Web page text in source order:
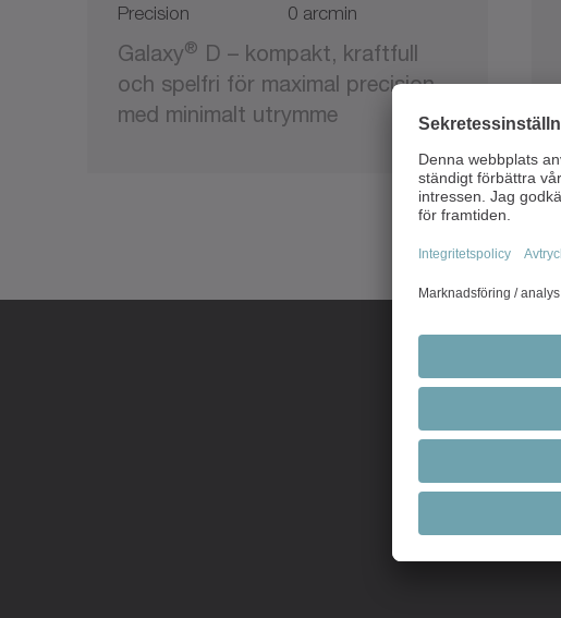
Precision 0 arcmin
Galaxy® D – kompakt, kraftfull
och spelfri för maximal precision
med minimalt utrymme